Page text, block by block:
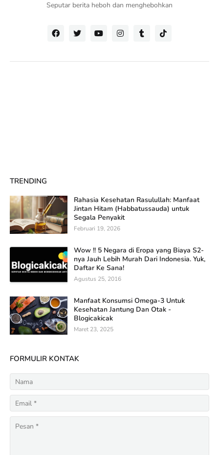
Seputar berita heboh dan menghebohkan
TRENDING
Rahasia Kesehatan Rasulullah: Manfaat
Jintan Hitam (Habbatussauda) untuk
Segala Penyakit
Februari 19, 2026
Wow !! 5 Negara di Eropa yang Biaya S2-
nya Jauh Lebih Murah Dari Indonesia. Yuk,
Daftar Ke Sana!
Agustus 25, 2016
Manfaat Konsumsi Omega-3 Untuk
Kesehatan Jantung Dan Otak -
Blogicakicak
Maret 23, 2025
FORMULIR KONTAK